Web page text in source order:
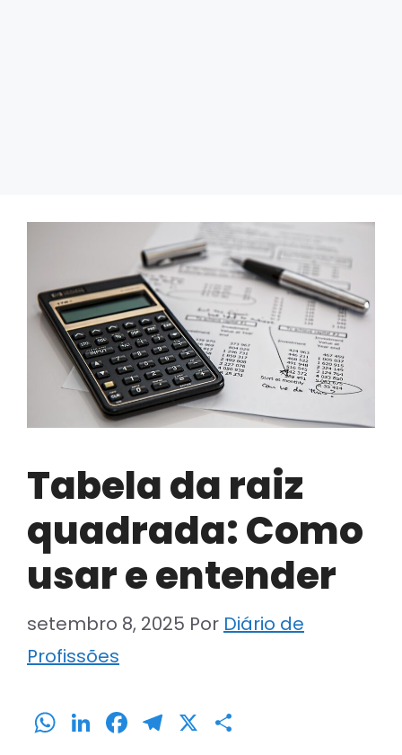
Tabela da raiz
quadrada: Como
usar e entender
setembro 8, 2025 Por Diário de
Profissões
W Li F T X